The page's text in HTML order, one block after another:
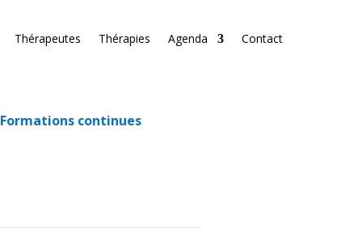
Thérapeutes Thérapies Agenda Contact
Formations continues